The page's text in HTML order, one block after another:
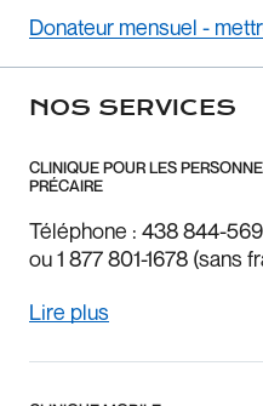
Donateur mensuel -
NOS SERVICES
CLINIQUE POUR LES
PRÉCAIRE
Téléphone : 438 844-
ou 1 877 801-1678 (sans
Lire plus